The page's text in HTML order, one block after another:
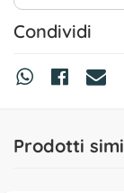
Condividi
Prodotti